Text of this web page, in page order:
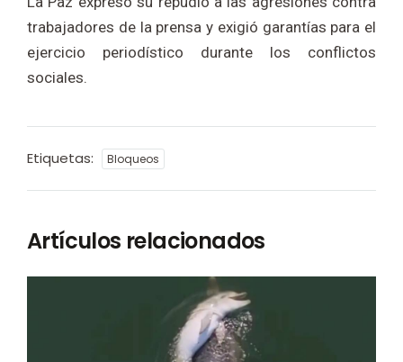
trabajadores de la prensa y exigió garantías para el
ejercicio periodístico durante los conflictos
sociales.
Etiquetas: Bloqueos
Artículos relacionados